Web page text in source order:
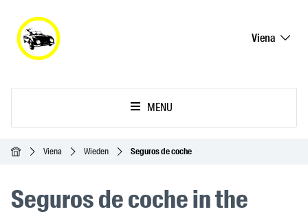
Viena
MENU
Inicio Viena Wieden Seguros de coche
Seguros de coche in the